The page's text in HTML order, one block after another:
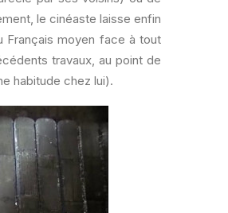
le cinéaste laisse enfin
Français moyen face à tout
travaux, au point de
habitude chez lui).